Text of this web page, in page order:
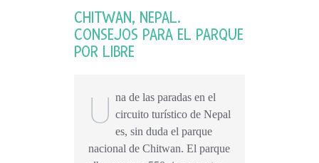
CHITWAN, NEPAL.
CONSEJOS PARA EL PARQUE
POR LIBRE
U na de las paradas en el
circuito turístico de Nepal
es, sin duda el parque
nacional de Chitwan. El parque